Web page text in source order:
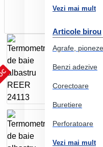
Vezi mai mult
Articole birou
Agrafe,
Benzi adezive
Corectoare
Buretiere
Perforatoare
Vezi mai mult